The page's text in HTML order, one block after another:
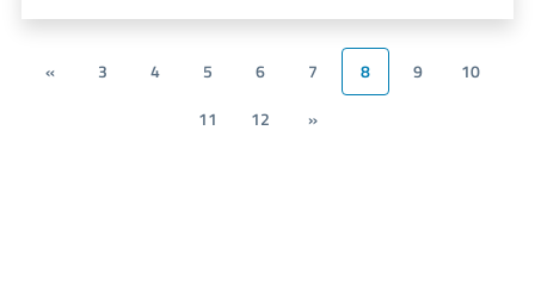
« 3 4 5 6 7 8 9
10
11
12 »